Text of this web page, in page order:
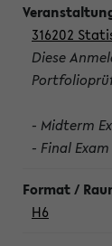
316202
Diese
- Midterm
- Final
H6